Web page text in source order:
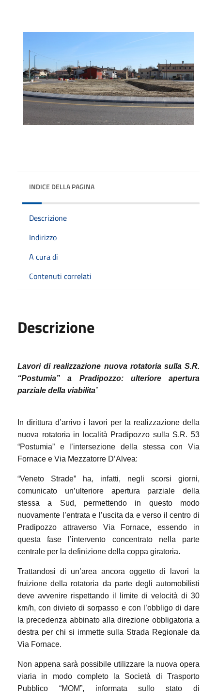
INDICE DELLA PAGINA
Descrizione
Indirizzo
A cura di
Contenuti correlati
Descrizione
Lavori di realizzazione nuova rotatoria sulla S.R.
“Postumia” a Pradipozzo: ulteriore apertura
parziale della viabilita’
In dirittura d’arrivo i lavori per la realizzazione della
nuova rotatoria in località Pradipozzo sulla S.R. 53
“Postumia” e l’intersezione della stessa con Via
Fornace e Via Mezzatorre D’Alvea:
“Veneto Strade” ha, infatti, negli scorsi giorni,
comunicato un’ulteriore apertura parziale della
stessa a Sud, permettendo in questo modo
nuovamente l’entrata e l’uscita da e verso il centro di
Pradipozzo attraverso Via Fornace, essendo in
questa fase l’intervento concentrato nella parte
centrale per la definizione della coppa giratoria.
Trattandosi di un’area ancora oggetto di lavori la
fruizione della rotatoria da parte degli automobilisti
deve avvenire rispettando il limite di velocità di 30
km/h, con divieto di sorpasso e con l’obbligo di dare
la precedenza abbinato alla direzione obbligatoria a
destra per chi si immette sulla Strada Regionale da
Via Fornace.
Non appena sarà possibile utilizzare la nuova opera
viaria in modo completo la Società di Trasporto
Pubblico “MOM”, informata sullo stato di